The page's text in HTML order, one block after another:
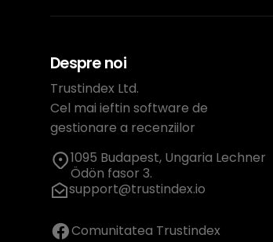
Despre noi
Trustindex Ltd.
Cel mai ieftin software de
gestionare a recenziilor
1095 Budapest, Ungaria Lechner
Ödön fasor 3.
support@trustindex.io
Comunitatea Trustindex